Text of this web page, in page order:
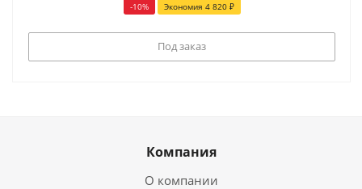
-10% Экономия 4 820₽
Под заказ
Компания
О компании